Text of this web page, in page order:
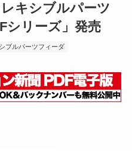
キシブルパーツ
シリーズ」発売
ブルパーツフィーダ